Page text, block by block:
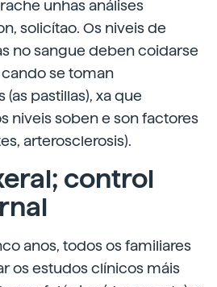
unhas análises
solicítao. Os niveis de
no sangue deben coidarse
se toman
pastillas), xa que
niveis soben e son factores
arterosclerosis).
control
anos, todos os familiares
os estudos clínicos máis